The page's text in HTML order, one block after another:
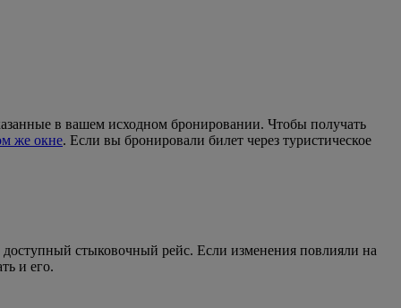
в вашем исходном бронировании. Чтобы получать
же окне. Если вы бронировали билет через туристическое
стыковочный рейс. Если изменения повлияли на
и его.